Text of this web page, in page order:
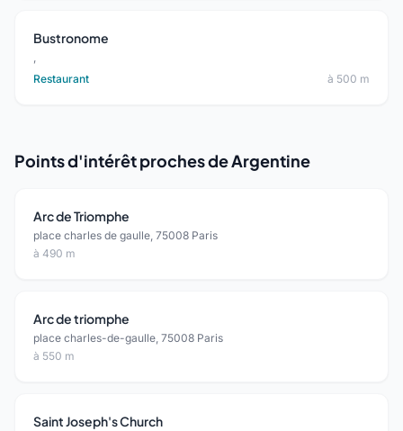
Bustronome
,
Restaurant
à 500 m
Points d'intérêt proches de Argentine
Arc de Triomphe
place charles de gaulle, 75008 Paris
à 490 m
Arc de triomphe
place charles-de-gaulle, 75008 Paris
à 550 m
Saint Joseph's Church